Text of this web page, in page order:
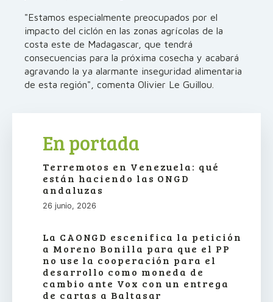
"Estamos especialmente preocupados por el
impacto del ciclón en las zonas agrícolas de la
costa este de Madagascar, que tendrá
consecuencias para la próxima cosecha y acabará
agravando la ya alarmante inseguridad alimentaria
de esta región", comenta Olivier Le Guillou.
En portada
Terremotos en Venezuela: qué
están haciendo las ONGD
andaluzas
26 junio, 2026
La CAONGD escenifica la petición
a Moreno Bonilla para que el PP
no use la cooperación para el
desarrollo como moneda de
cambio ante Vox con un entrega
de cartas a Baltasar